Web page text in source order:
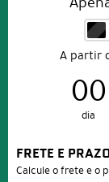
A partir
00
dia
FRETE E PRAZO
Calcule o frete e o